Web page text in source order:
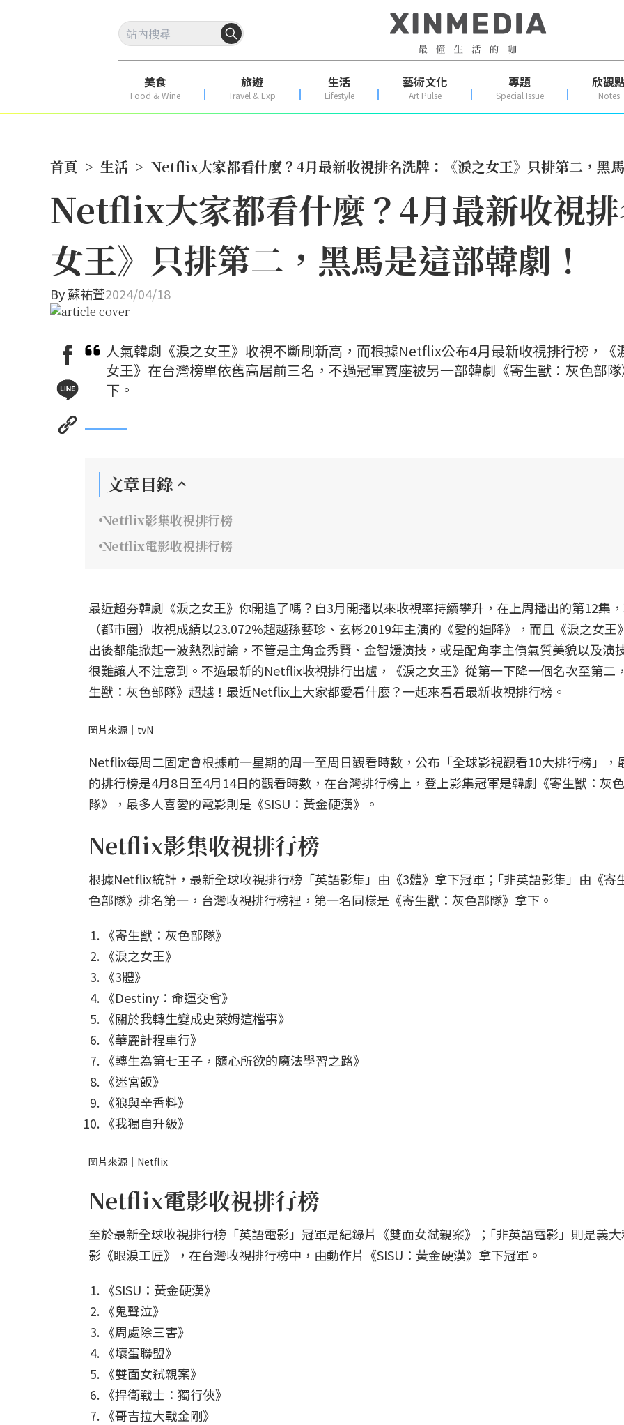
美食
Food & Wine
旅遊
Travel & Exp
生活
Lifestyle
藝術文化
Art Pulse
專題
Special Issue
欣觀
Notes
首頁 > 生活 > Netflix大家都看什麼？4月最新收視排名洗牌：《淚之女王》只排第二，黑
Netflix大家都看什麼？4月最新收視
女王》只排第二，黑馬是這部韓劇！
By蘇祐萱2024/04/18
人氣韓劇《淚之女王》收視不斷刷新高，而根據Netflix公布4月最新收視排行榜，《
女王》在台灣榜單依舊高居前三名，不過冠軍寶座被另一部韓劇《寄生獸：灰色部
下。
文章目錄
Netflix影集收視排行榜
Netflix電影收視排行榜
最近超夯韓劇《淚之女王》你開追了嗎？自3月開播以來收視率持續攀升，在上周播出的第12集
（都市圈）收視成績以23.072%超越孫藝珍、玄彬2019年主演的《愛的迫降》，而且《淚之女王
出後都能掀起一波熱烈討論，不管是主角金秀賢、金智媛演技，或是配角李主儐氣質美貌以及演
很難讓人不注意到。不過最新的Netflix收視排行出爐，《淚之女王》從第一下降一個名次至第二
生獸：灰色部隊》超越！最近Netflix上大家都愛看什麼？一起來看看最新收視排行榜。
圖片來源｜tvN
Netflix每周二固定會根據前一星期的周一至周日觀看時數，公布「全球影視觀看10大排行榜」，
的排行榜是4月8日至4月14日的觀看時數，在台灣排行榜上，登上影集冠軍是韓劇《寄生獸：灰
隊》，最多人喜愛的電影則是《SISU：黃金硬漢》。
Netflix影集收視排行榜
根據Netflix統計，最新全球收視排行榜「英語影集」由《3體》拿下冠軍；｢非英語影集」由《寄
色部隊》排名第一，台灣收視排行榜裡，第一名同樣是《寄生獸：灰色部隊》拿下。
《寄生獸：灰色部隊》
《淚之女王》
《3體》
《Destiny：命運交會》
《關於我轉生變成史萊姆這檔事》
《華麗計程車行》
《轉生為第七王子，隨心所欲的魔法學習之路》
《迷宮飯》
《狼與辛香料》
《我獨自升級》
圖片來源｜Netflix
Netflix電影收視排行榜
至於最新全球收視排行榜「英語電影」冠軍是紀錄片《雙面女弒親案》；｢非英語電影」則是義
影《眼淚工匠》，在台灣收視排行榜中，由動作片《SISU：黃金硬漢》拿下冠軍。
《SISU：黃金硬漢》
《鬼聲泣》
《周處除三害》
《壞蛋聯盟》
《雙面女弒親案》
《捍衛戰士：獨行俠》
《哥吉拉大戰金剛》